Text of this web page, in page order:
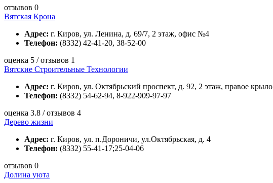
отзывов 0
Вятская Крона
Адрес: г. Киров, ул. Ленина, д. 69/7, 2 этаж, офис №4
Телефон: (8332) 42-41-20, 38-52-00
оценка 5 / отзывов 1
Вятские Строительные Технологии
Адрес: г. Киров, ул. Октябрьский проспект, д. 92, 2 этаж, правое крыло
Телефон: (8332) 54-62-94, 8-922-909-97-97
оценка 3.8 / отзывов 4
Дерево жизни
Адрес: г. Киров, ул. п.Дороничи, ул.Октябрьская, д. 4
Телефон: (8332) 55-41-17;25-04-06
отзывов 0
Долина уюта